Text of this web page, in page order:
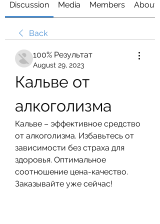
Discussion Media Members About
Back
100% Результат
August 29, 2023
Кальве от
алкоголизма
Кальве – эффективное средство
от алкоголизма. Избавьтесь от
зависимости без страха для
здоровья. Оптимальное
соотношение цена-качество.
Заказывайте уже сейчас!